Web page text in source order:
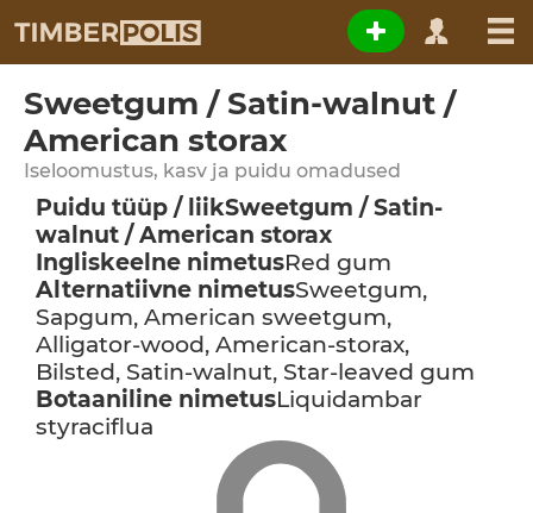
Sweetgum / Satin-walnut /
American storax
Iseloomustus, kasv ja puidu omadused
Puidu tüüp / liikSweetgum / Satin-
walnut / American storax
Ingliskeelne nimetusRed gum
Alternatiivne nimetusSweetgum,
Sapgum, American sweetgum,
Alligator-wood, American-storax,
Bilsted, Satin-walnut, Star-leaved gum
Botaaniline nimetusLiquidambar
styraciflua